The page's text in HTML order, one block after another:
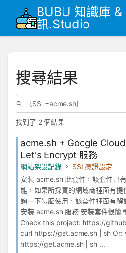
BUBU 知識庫 &
訊.Studio
搜尋結果
找到了 2 個結果
acme.sh + Google
Let's Encrypt 服務
網站架設記錄
SSL憑證設定
安裝 acme.sh 此套件，該套件已
能，如果所採買的網域商裡面有
詢一下怎麼使用，該套件裡面有解
安裝 acme.sh 服務 安裝套件很簡
Check this project: https://
curl https://get.acme.sh | sh Or:
https://get.acme.sh | sh ...